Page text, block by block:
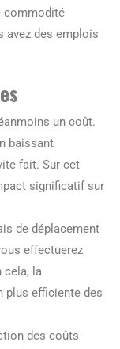
commodité
avez des emplois
un coût.
baissant
fait. Sur cet
significatif sur
de déplacement
effectuerez
cela, la
plus efficiente des
des coûts